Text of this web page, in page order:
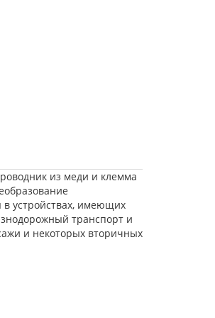
из меди и клемма
в устройствах, имеющих
транспорт и
и некоторых вторичных